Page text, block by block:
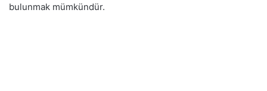
bulunmak mümkündür.